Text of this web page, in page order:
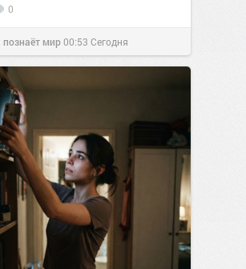
0
познаёт мир00:53 Сегодня